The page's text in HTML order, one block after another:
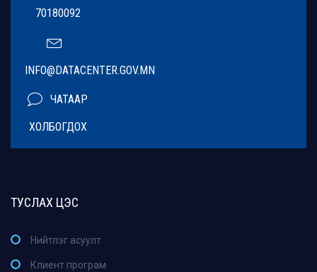
70180092
INFO@DATACENTER.GOV.MN
ЧАТААР
ХОЛБОГДОХ
ТУСЛАХ ЦЭС
Нийтлэг асуулт
Клиент програм